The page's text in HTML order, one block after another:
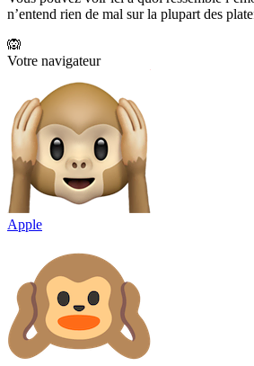
n’entend rien de mal sur la plupart des
🙉
Votre navigateur
Apple